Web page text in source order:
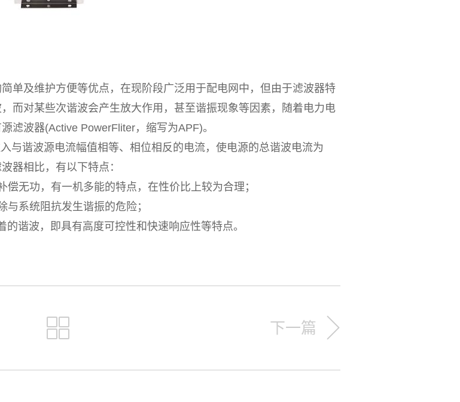
及维护方便等优点，在现阶段广泛用于配电网中，但由于滤波器特
而对某些次谐波会产生放大作用，甚至谐振现象等因素，随着电力电
滤波器(Active PowerFliter，缩写为APF)。
谐波源电流幅值相等、相位相反的电流，使电源的总谐波电流为
器相比，有以下特点：
无功，有一机多能的特点，在性价比上较为合理；
系统阻抗发生谐振的危险；
波，即具有高度可控性和快速响应性等特点。
下一篇